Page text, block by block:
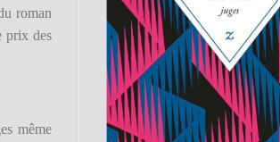
roman
prix des
même